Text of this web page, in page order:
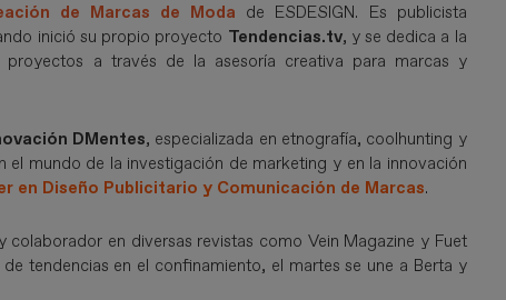
de Marcas de Moda de ESDESIGN. Es publicista
inició su propio proyecto Tendencias.tv, y se dedica a la
a través de la asesoría creativa para marcas y
DMentes, especializada en etnografía, coolhunting y
el mundo de la investigación de marketing y en la innovación
en Diseño Publicitario y Comunicación de Marcas.
en diversas revistas como Vein Magazine y Fuet
tendencias en el confinamiento, el martes se une a Berta y